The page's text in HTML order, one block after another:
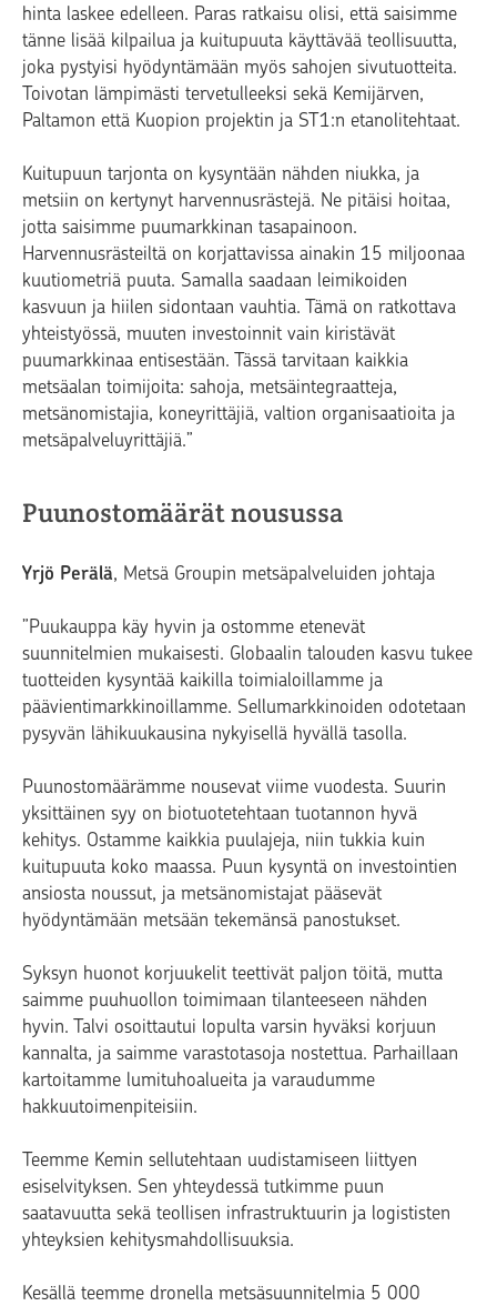
hinta laskee edelleen. Paras ratkaisu olisi, että saisimme
tänne lisää kilpailua ja kuitupuuta käyttävää teollisuutta,
joka pystyisi hyödyntämään myös sahojen sivutuotteita.
Toivotan lämpimästi tervetulleeksi sekä Kemijärven,
Paltamon että Kuopion projektin ja ST1:n etanolitehtaat.
Kuitupuun tarjonta on kysyntään nähden niukka, ja
metsiin on kertynyt harvennusrästejä. Ne pitäisi hoitaa,
jotta saisimme puumarkkinan tasapainoon.
Harvennusrästeiltä on korjattavissa ainakin 15 miljoonaa
kuutiometriä puuta. Samalla saadaan leimikoiden
kasvuun ja hiilen sidontaan vauhtia. Tämä on ratkottava
yhteistyössä, muuten investoinnit vain kiristävät
puumarkkinaa entisestään. Tässä tarvitaan kaikkia
metsäalan toimijoita: sahoja, metsäintegraatteja,
metsänomistajia, koneyrittäjiä, valtion organisaatioita ja
metsäpalveluyrittäjiä.”
Puunostomäärät nousussa
Yrjö Perälä, Metsä Groupin metsäpalveluiden johtaja
”Puukauppa käy hyvin ja ostomme etenevät
suunnitelmien mukaisesti. Globaalin talouden kasvu tukee
tuotteiden kysyntää kaikilla toimialoillamme ja
päävientimarkkinoillamme. Sellumarkkinoiden odotetaan
pysyvän lähikuukausina nykyisellä hyvällä tasolla.
Puunostomäärämme nousevat viime vuodesta. Suurin
yksittäinen syy on biotuotetehtaan tuotannon hyvä
kehitys. Ostamme kaikkia puulajeja, niin tukkia kuin
kuitupuuta koko maassa. Puun kysyntä on investointien
ansiosta noussut, ja metsänomistajat pääsevät
hyödyntämään metsään tekemänsä panostukset.
Syksyn huonot korjuukelit teettivät paljon töitä, mutta
saimme puuhuollon toimimaan tilanteeseen nähden
hyvin. Talvi osoittautui lopulta varsin hyväksi korjuun
kannalta, ja saimme varastotasoja nostettua. Parhaillaan
kartoitamme lumituhoalueita ja varaudumme
hakkuutoimenpiteisiin.
Teemme Kemin sellutehtaan uudistamiseen liittyen
esiselvityksen. Sen yhteydessä tutkimme puun
saatavuutta sekä teollisen infrastruktuurin ja logististen
yhteyksien kehitysmahdollisuuksia.
Kesällä teemme dronella metsäsuunnitelmia 5 000